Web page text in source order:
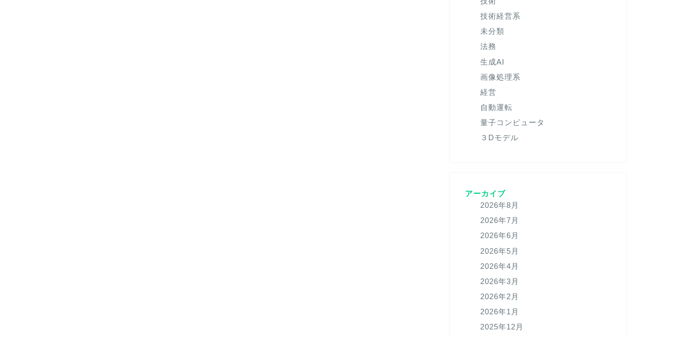
技術経営系
未分類
法務
生成AI
画像処理系
経営
自動運転
量子コンピュータ
３Dモデル
アーカイブ
2026年8月
2026年7月
2026年6月
2026年5月
2026年4月
2026年3月
2026年2月
2026年1月
2025年12月